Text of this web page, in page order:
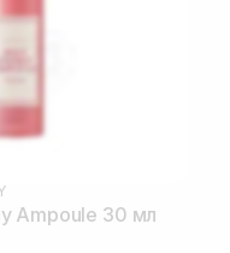
Ampoule 30 мл